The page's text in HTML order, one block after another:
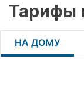
Тарифы
НА ДОМУ